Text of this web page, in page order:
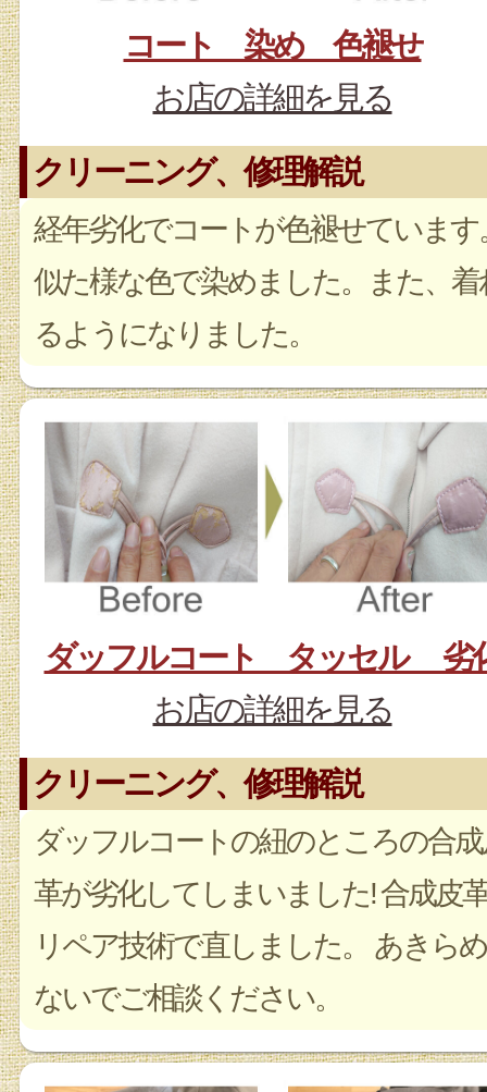
コート 染め 色褪せ
お店の詳細を見る
クリーニング、修理解説
経年劣化でコートが色褪せています
似た様な色で染めました。また、着
るようになりました。
ダッフルコート タッセル 劣
お店の詳細を見る
クリーニング、修理解説
ダッフルコートの紐のところの合
革が劣化してしまいました! 合成皮
リペア技術で直しました。 あきらめ
ないでご相談ください。